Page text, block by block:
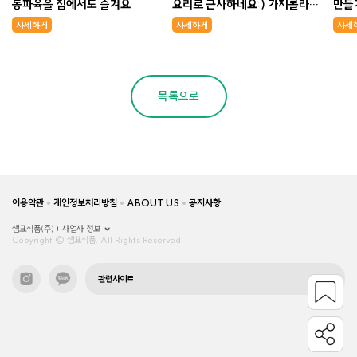
동파육을 집에서도 즐겨요
자세하게
요리로 근사하네요:) 가지롤라타
니!
자세하게
만
자세
목록으로
이용약관 개인정보처리방침 ABOUT US 공지사항
샘표식품(주)
사업자 정보
Copyright © 샘표식품, All Rights Reserved.
관련사이트